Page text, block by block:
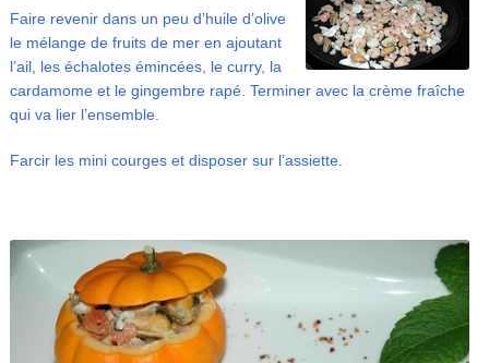
Faire revenir dans un peu d’huile d’olive
le mélange de fruits de mer en ajoutant
l’ail, les échalotes émincées, le curry, la
cardamome et le gingembre rapé. Terminer avec la crème fraîche
qui va lier l’ensemble.
Farcir les mini courges et disposer sur l’assiette.